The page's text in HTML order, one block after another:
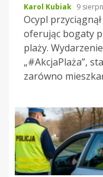
Karol Kubiak 9
Ocypl
oferując bogaty
plaży.
„#AkcjaPlaża”,
zarówno